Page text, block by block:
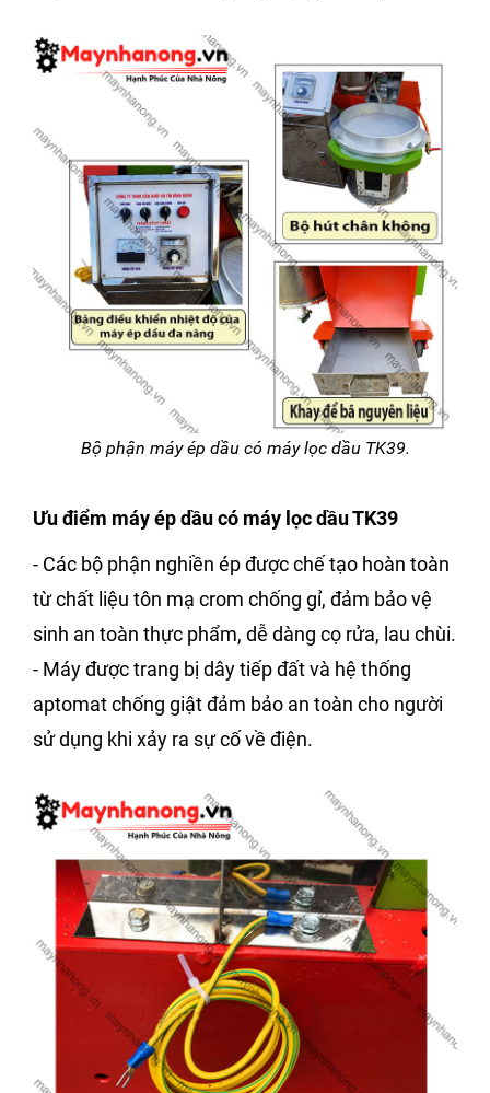
Bộ phận máy ép dầu có máy lọc dầu TK39.
Ưu điểm máy ép dầu có máy lọc dầu TK39
- Các bộ phận nghiền ép được chế tạo hoàn toàn
từ chất liệu tôn mạ crom chống gỉ, đảm bảo vệ
sinh an toàn thực phẩm, dễ dàng cọ rửa, lau chùi.
- Máy được trang bị dây tiếp đất và hệ thống
aptomat chống giật đảm bảo an toàn cho người
sử dụng khi xảy ra sự cố về điện.